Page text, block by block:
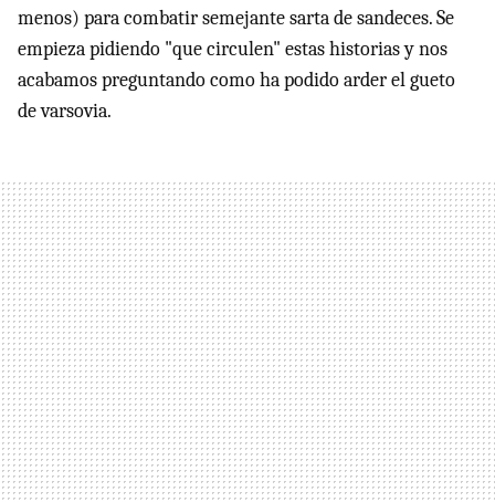
menos) para combatir semejante sarta de sandeces. Se
empieza pidiendo "que circulen" estas historias y nos
acabamos preguntando como ha podido arder el gueto
de varsovia.